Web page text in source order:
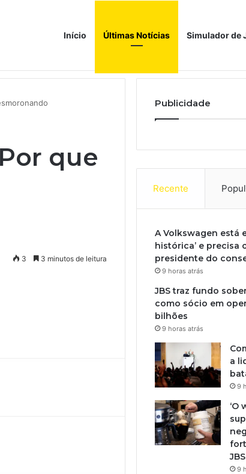
Início Últimas Notícias Simulador de
US$ 2,5 bilhões
que
3 3 minutos de leitura
Publicidade
Recente
A Volkswagen está
histórica’ e precisa
presidente do
9 horas atrás
JBS traz fundo
como sócio em
bilhões
9 horas atrás
a
9
‘O
9